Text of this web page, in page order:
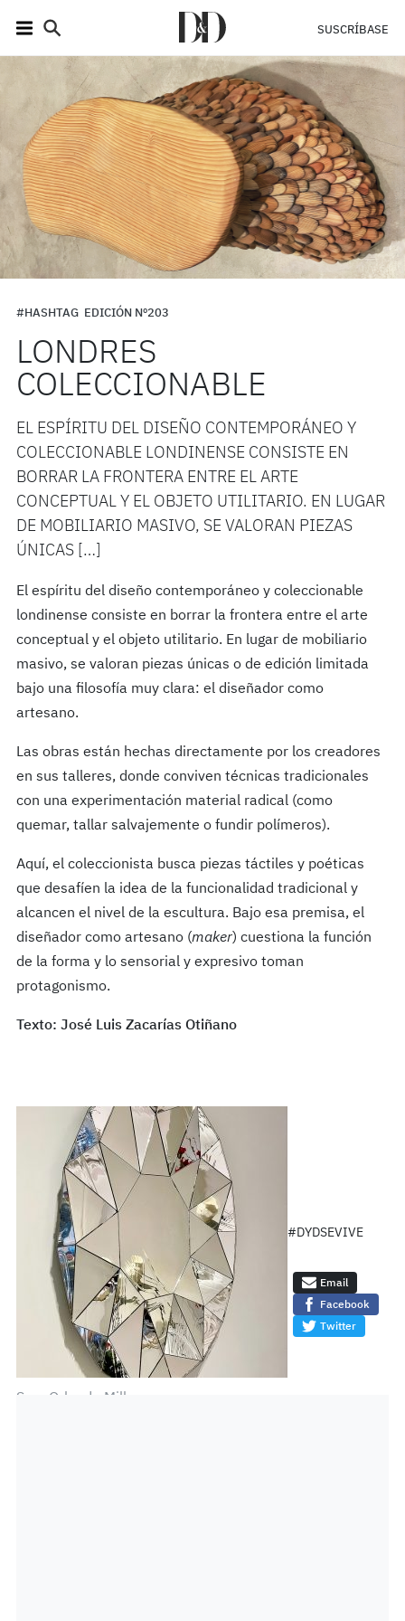
SUSCRÍBASE
#HASHTAG EDICIÓN Nº203
LONDRES
COLECCIONABLE
EL ESPÍRITU DEL DISEÑO CONTEMPORÁNEO Y
COLECCIONABLE LONDINENSE CONSISTE EN
BORRAR LA FRONTERA ENTRE EL ARTE
CONCEPTUAL Y EL OBJETO UTILITARIO. EN LUGAR
DE MOBILIARIO MASIVO, SE VALORAN PIEZAS
ÚNICAS […]
El espíritu del diseño contemporáneo y coleccionable
londinense consiste en borrar la frontera entre el arte
conceptual y el objeto utilitario. En lugar de mobiliario
masivo, se valoran piezas únicas o de edición limitada
bajo una filosofía muy clara: el diseñador como
artesano.
Las obras están hechas directamente por los creadores
en sus talleres, donde conviven técnicas tradicionales
con una experimentación material radical (como
quemar, tallar salvajemente o fundir polímeros).
Aquí, el coleccionista busca piezas táctiles y poéticas
que desafíen la idea de la funcionalidad tradicional y
alcancen el nivel de la escultura. Bajo esa premisa, el
diseñador como artesano (maker) cuestiona la función
de la forma y lo sensorial y expresivo toman
protagonismo.
Texto: José Luis Zacarías Otiñano
Sam Orlando Miller.
#DYDSEVIVE
Email
Facebook
Twitter